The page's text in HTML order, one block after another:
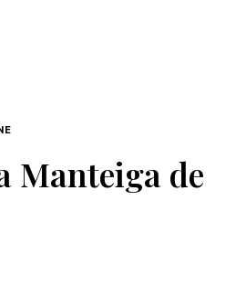
Manteiga de